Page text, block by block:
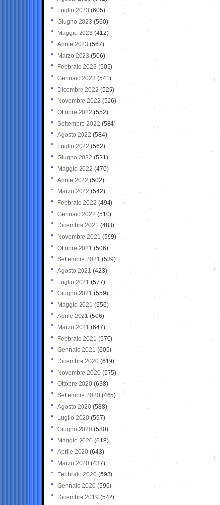
Luglio 2023 (605)
Giugno 2023 (560)
Maggio 2023 (412)
Aprile 2023 (567)
Marzo 2023 (506)
Febbraio 2023 (505)
Gennaio 2023 (541)
Dicembre 2022 (525)
Novembre 2022 (526)
Ottobre 2022 (552)
Settembre 2022 (584)
Agosto 2022 (584)
Luglio 2022 (562)
Giugno 2022 (521)
Maggio 2022 (470)
Aprile 2022 (502)
Marzo 2022 (542)
Febbraio 2022 (494)
Gennaio 2022 (510)
Dicembre 2021 (488)
Novembre 2021 (599)
Ottobre 2021 (506)
Settembre 2021 (539)
Agosto 2021 (423)
Luglio 2021 (577)
Giugno 2021(559)
Maggio 2021 (556)
Aprile 2021 (506)
Marzo 2021 (647)
Febbraio 2021 (570)
Gennaio 2021 (605)
Dicembre 2020 (619)
Novembre 2020 (575)
Ottobre 2020 (638)
Settembre 2020(465)
Agosto 2020 (588)
Luglio 2020 (597)
Giugno 2020 (580)
Maggio 2020 (618)
Aprile 2020 (643)
Marzo 2020 (437)
Febbraio 2020 (593)
Gennaio 2020 (596)
Dicembre 2019 (542)